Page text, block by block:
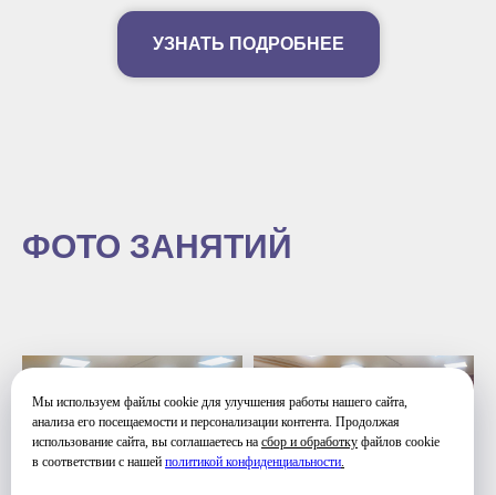
Мы используем файлы cookie для улучшения работы нашего сайта,
анализа его посещаемости и персонализации контента. Продолжая
использование сайта, вы соглашаетесь на сбор и обработку файлов cookie
в соответствии с нашей политикой конфиденциальности.
УЗНАТЬ ПОДРОБНЕЕ
ФОТО ЗАНЯТИЙ